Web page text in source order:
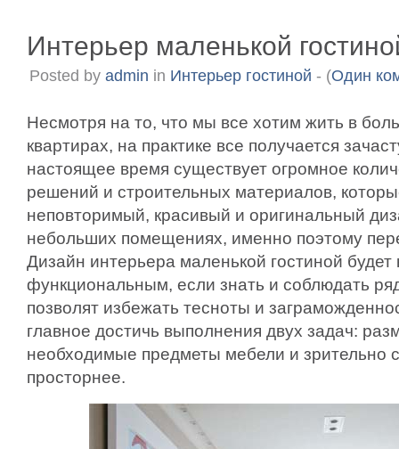
Интерьер маленькой
Posted by admin in Интерьер гостиной - (Один
Несмотря на то, что мы все хотим жить в
квартирах, на практике все получается
настоящее время существует огромное
решений и строительных материалов,
неповторимый, красивый и оригинальный
небольших помещениях, именно поэтому
Дизайн интерьера маленькой гостиной
функциональным, если знать и соблюдать
позволят избежать тесноты и
главное достичь выполнения двух задач:
необходимые предметы мебели и зрительно
просторнее.